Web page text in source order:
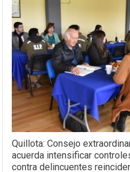
Quillota: Consejo
acuerda intensificar
contra delincuentes